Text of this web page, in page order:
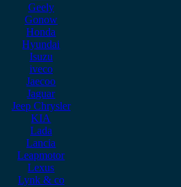
Geely
Gonow
Honda
Hyundai
Isuzu
iveco
Jaecoo
Jaguar
Jeep Chrysler
KIA
Lada
Lancia
Leapmotor
Lexus
Lynk & co